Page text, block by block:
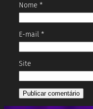
Nome *
E-mail *
Site